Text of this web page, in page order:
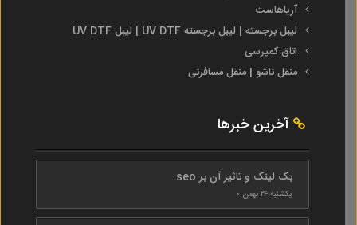
آریاهاست
لیبل برجسته | لیبل برجسته UV DTF | لیبل UV DTF
اتاق کمپرسی
منقل تاشو | منقل مسافرتی
آخرین خبرها
بک لینک و تاثیر آن بر seo
یکشنبه ۲۴ بهمن ۰